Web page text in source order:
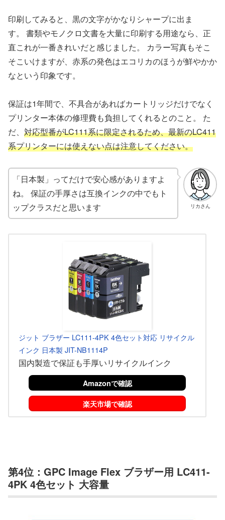
印刷してみると、黒の文字がかなりシャープに出ま
す。 書類やモノクロ文書を大量に印刷する用途なら、正
直これが一番きれいだと感じました。 カラー写真もそこ
そこいけますが、赤系の発色はエコリカのほうが鮮やかか
なという印象です。
保証は1年間で、不具合があればカートリッジだけでなく
プリンター本体の修理費も負担してくれるとのこと。 た
だ、 対応型番がLC111系に限定されるため、最新のLC411
系プリンターには使えない点は注意してください。
リカさん
「日本製」ってだけで安心感がありますよ
ね。 保証の手厚さは互換インクの中でもト
ップクラスだと思います
ジット ブラザー LC111-4PK 4色セット対応 リサイクル
インク 日本製 JIT-NB1114P
国内製造で保証も手厚いリサイクルインク
Amazonで確認
楽天市場で確認
第4位：GPC Image Flex ブラザー用 LC411-
4PK 4色セット 大容量